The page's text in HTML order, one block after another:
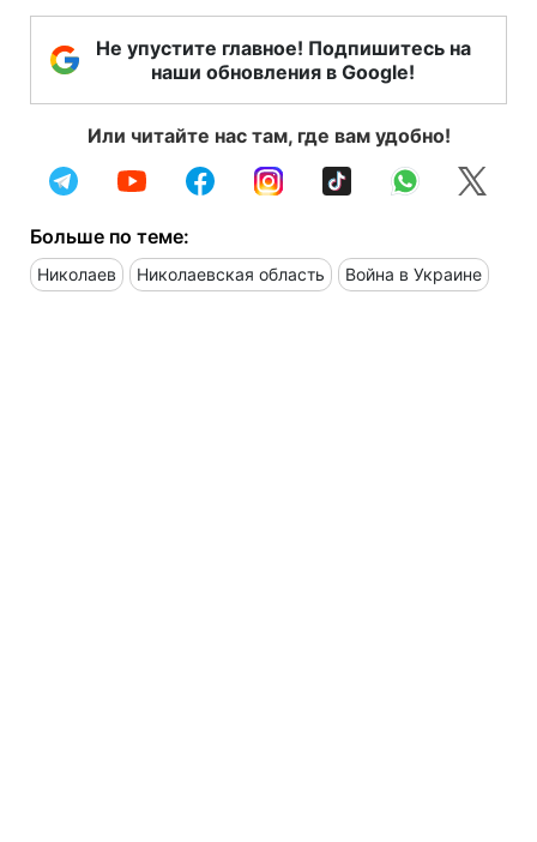
Не упустите главное! Подпишитесь на
наши обновления в Google!
Или читайте нас там, где вам удобно!
Больше по теме:
Николаев Николаевская область Война в Украине